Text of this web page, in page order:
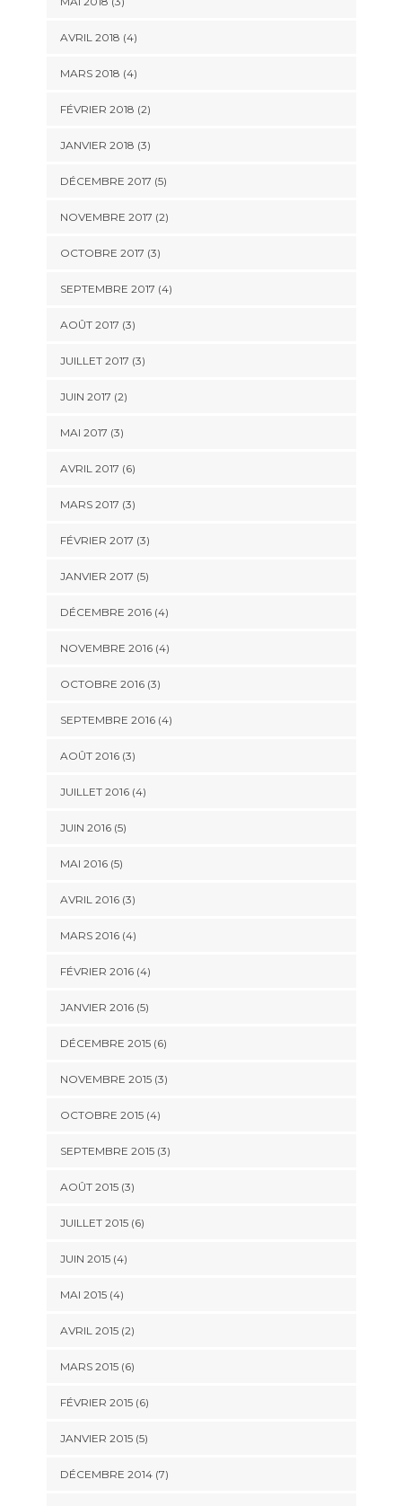
AVRIL 2018 (4)
MARS 2018 (4)
FÉVRIER 2018 (2)
JANVIER 2018 (3)
DÉCEMBRE 2017 (5)
NOVEMBRE 2017 (2)
OCTOBRE 2017 (3)
SEPTEMBRE 2017 (4)
AOÛT 2017 (3)
JUILLET 2017 (3)
JUIN 2017 (2)
MAI 2017 (3)
AVRIL 2017 (6)
MARS 2017 (3)
FÉVRIER 2017 (3)
JANVIER 2017 (5)
DÉCEMBRE 2016(4)
NOVEMBRE 2016(4)
OCTOBRE 2016(3)
SEPTEMBRE 2016(4)
AOÛT 2016(3)
JUILLET 2016(4)
JUIN 2016(5)
MAI 2016(5)
AVRIL 2016(3)
MARS 2016(4)
FÉVRIER 2016(4)
JANVIER 2016(5)
DÉCEMBRE 2015(6)
NOVEMBRE 2015(3)
OCTOBRE 2015(4)
SEPTEMBRE 2015(3)
AOÛT 2015(3)
JUILLET 2015(6)
JUIN 2015(4)
MAI 2015(4)
AVRIL 2015(2)
MARS 2015(6)
FÉVRIER 2015(6)
JANVIER 2015(5)
DÉCEMBRE 2014(7)